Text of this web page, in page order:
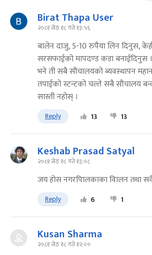
Birat Thapa User
२०८१ जेठ १८ गते १३:५६
बालेन दाजु, 5-10 रुपैया लिन दिनुस,
सरसफाईको मापदण्ड कडा बनाईदिनुस
भने ती सबै सौचालयको ब्यवस्थापन
तपाईको स्टन्टको चल्ते सबै सौचालय
सास्ती नहोस् ।
Reply 13 13
Keshab Prasad Satyal
२०८१ जेठ १८ गते १३:०८
जय हाेस नगरपािलकाका वािलन तथा
Reply 6 1
Kusan Sharma
२०८१ जेठ १८ गते १२:००